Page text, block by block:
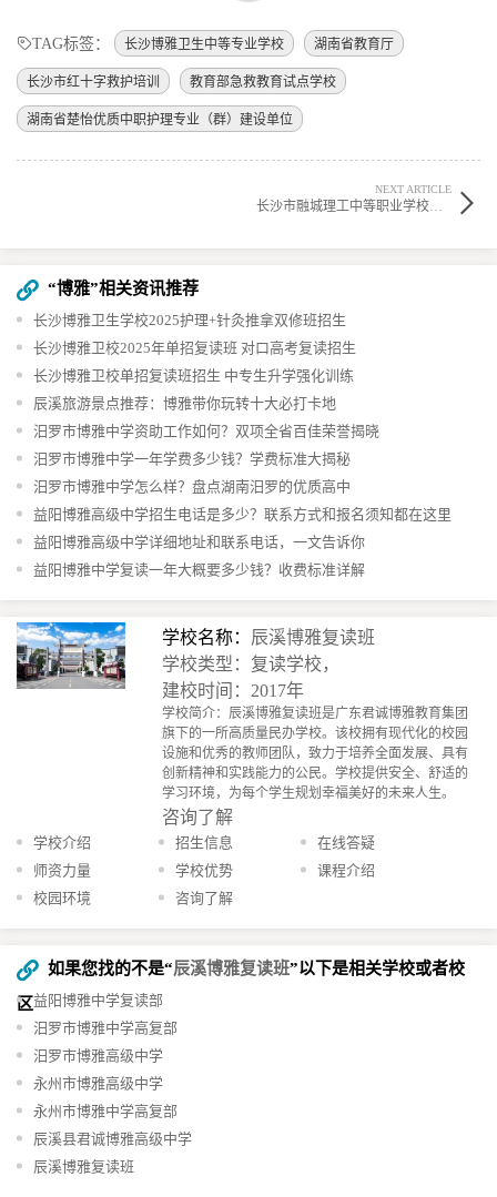
TAG标签： 长沙博雅卫生中等专业学校 湖南省教育厅
长沙市红十字救护培训 教育部急救教育试点学校
湖南省楚怡优质中职护理专业（群）建设单位
NEXT ARTICLE
“博雅”相关资讯推荐
长沙博雅卫生学校2025护理+针灸推拿双修班招生
长沙博雅卫校2025年单招复读班 对口高考复读招生
长沙博雅卫校单招复读班招生 中专生升学强化训练
辰溪旅游景点推荐：博雅带你玩转十大必打卡地
汨罗市博雅中学资助工作如何？双项全省百佳荣誉揭晓
汨罗市博雅中学一年学费多少钱？学费标准大揭秘
汨罗市博雅中学怎么样？盘点湖南汨罗的优质高中
益阳博雅高级中学招生电话是多少？联系方式和报名须知都在这里
益阳博雅高级中学详细地址和联系电话，一文告诉你
益阳博雅中学复读一年大概要多少钱？收费标准详解
学校名称： 辰溪博雅复读班
学校类型：复读学校，
建校时间：2017年
学校简介：辰溪博雅复读班是广东君诚博雅教育集团
旗下的一所高质量民办学校。该校拥有现代化的校园
设施和优秀的教师团队，致力于培养全面发展、具有
创新精神和实践能力的公民。学校提供安全、舒适的
学习环境，为每个学生规划幸福美好的未来人生。
咨询了解
学校介绍 招生信息
在线答疑
师资力量
学校优势
课程介绍
校园环境
咨询了解
如果您找的不是“辰溪博雅复读班”以下是相关学校或者校
区益阳博雅中学复读部
汨罗市博雅中学高复部
汨罗市博雅高级中学
永州市博雅高级中学
永州市博雅中学高复部
辰溪县君诚博雅高级中学
辰溪博雅复读班